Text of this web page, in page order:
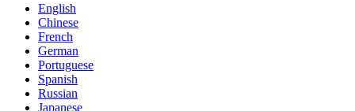
English
Chinese
French
German
Portuguese
Spanish
Russian
Japanese